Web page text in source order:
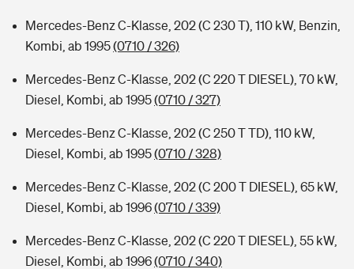
Mercedes-Benz C-Klasse, 202 (C 230 T), 110 kW, Benzin,
Kombi, ab 1995(0710 / 326)
Mercedes-Benz C-Klasse, 202 (C 220 T DIESEL), 70 kW,
Diesel, Kombi, ab 1995(0710 / 327)
Mercedes-Benz C-Klasse, 202 (C 250 T TD), 110 kW,
Diesel, Kombi, ab 1995(0710 / 328)
Mercedes-Benz C-Klasse, 202 (C 200 T DIESEL), 65 kW,
Diesel, Kombi, ab 1996(0710 / 339)
Mercedes-Benz C-Klasse, 202 (C 220 T DIESEL), 55 kW,
Diesel, Kombi, ab 1996(0710 / 340)